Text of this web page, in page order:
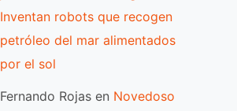
Inventan robots que recogen
petróleo del mar alimentados
por el sol
Fernando Rojas en Novedoso